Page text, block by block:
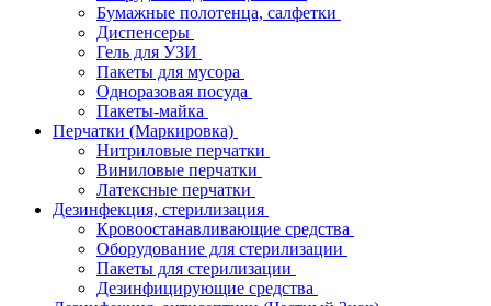
Бумажные полотенца, салфетки
Диспенсеры
Гель для УЗИ
Пакеты для мусора
Одноразовая посуда
Пакеты-майка
Перчатки (Маркировка)
Нитриловые перчатки
Виниловые перчатки
Латексные перчатки
Дезинфекция, стерилизация
Кровоостанавливающие средства
Оборудование для стерилизации
Пакеты для стерилизации
Дезинфицирующие средства